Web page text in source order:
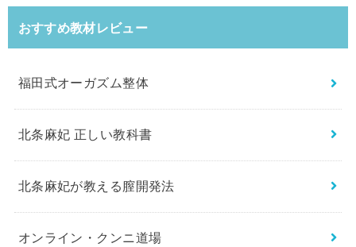
おすすめ教材レビュー
福田式オーガズム整体
北条麻妃 正しい教科書
北条麻妃が教える膣開発法
オンライン・クンニ道場